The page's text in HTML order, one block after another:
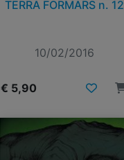
TERRA FORMARS n. 12
10/02/2016
€ 5,90